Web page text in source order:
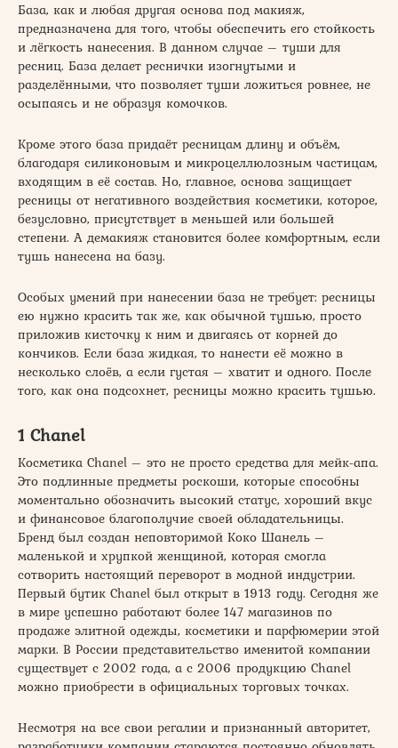
База, как и любая другая основа под макияж,
предназначена для того, чтобы обеспечить его стойкость
и лёгкость нанесения. В данном случае – туши для
ресниц. База делает реснички изогнутыми и
разделёнными, что позволяет туши ложиться ровнее, не
осыпаясь и не образуя комочков.
Кроме этого база придаёт ресницам длину и объём,
благодаря силиконовым и микроцеллюлозным частицам,
входящим в её состав. Но, главное, основа защищает
ресницы от негативного воздействия косметики, которое,
безусловно, присутствует в меньшей или большей
степени. А демакияж становится более комфортным, если
тушь нанесена на базу.
Особых умений при нанесении база не требует: ресницы
ею нужно красить так же, как обычной тушью, просто
приложив кисточку к ним и двигаясь от корней до
кончиков. Если база жидкая, то нанести её можно в
несколько слоёв, а если густая – хватит и одного. После
того, как она подсохнет, ресницы можно красить тушью.
1 Chanel
Косметика Chanel – это не просто средства для мейк-апа.
Это подлинные предметы роскоши, которые способны
моментально обозначить высокий статус, хороший вкус
и финансовое благополучие своей обладательницы.
Бренд был создан неповторимой Коко Шанель –
маленькой и хрупкой женщиной, которая смогла
сотворить настоящий переворот в модной индустрии.
Первый бутик Chanel был открыт в 1913 году. Сегодня же
в мире успешно работают более 147 магазинов по
продаже элитной одежды, косметики и парфюмерии этой
марки. В России представительство именитой компании
существует с 2002 года, а с 2006 продукцию Chanel
можно приобрести в официальных торговых точках.
Несмотря на все свои регалии и признанный авторитет,